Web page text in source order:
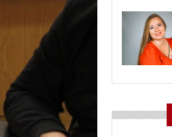
в поселке Синявино
Отвечаем!